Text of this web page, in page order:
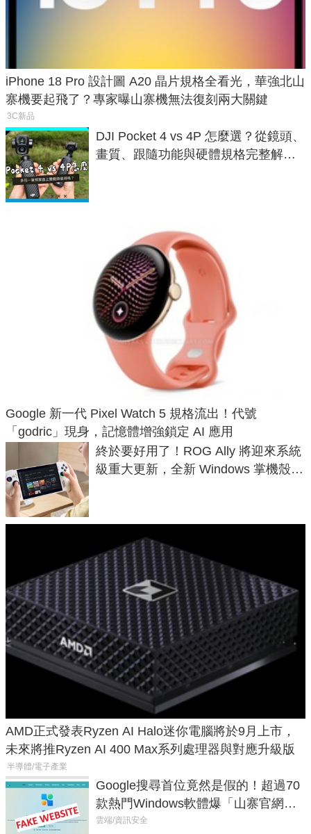
iPhone 18 Pro 設計圖 A20 晶片規格全看光，華強北山
寨機要起飛了？專家曝山寨機無法復刻兩大關鍵
3C新品
DJI Pocket 4 vs 4P 怎麼選？從鏡頭、
畫質、跟隨功能與硬體規格完整解
Google 新一代 Pixel Watch 5 規格流出！代號
「godric」現身，記憶體增強鎖定 AI 應用
終於要好用了！ROG Ally 將迎來系統
級重大更新，全新 Windows 掌機殼模
AMD正式發表Ryzen AI Halo迷你電腦將於9月上市，
未來將推Ryzen AI 400 Max系列處理器與對應升級版
半導體/電子產業
Google搜尋首位竟然是假的！超過70
款熱門Windows軟體爆「山寨官網」
危機
雲端/資訊安全